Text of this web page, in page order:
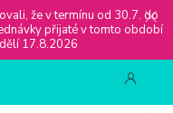
že v termínu od 30.7. do
přijaté v tomto období
17.8.2026